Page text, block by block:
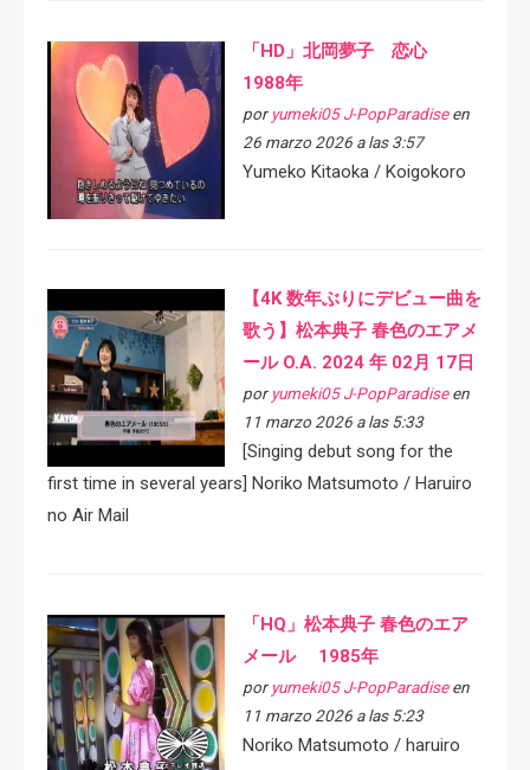
「HD」北岡夢子 恋心
1988年
por yumeki05 J-PopParadiseen
26 marzo 2026 a las 3:57
Yumeko Kitaoka / Koigokoro
【4K 数年ぶりにデビュー曲を
歌う】松本典子 春色のエアメ
ール O.A. 2024 年 02月 17日
por yumeki05 J-PopParadiseen
11 marzo 2026 a las 5:33
[Singing debut song for the
first time in several years] Noriko Matsumoto / Haruiro
no Air Mail
「HQ」松本典子 春色のエア
メール 1985年
por yumeki05 J-PopParadiseen
11 marzo 2026 a las 5:23
Noriko Matsumoto / haruiro